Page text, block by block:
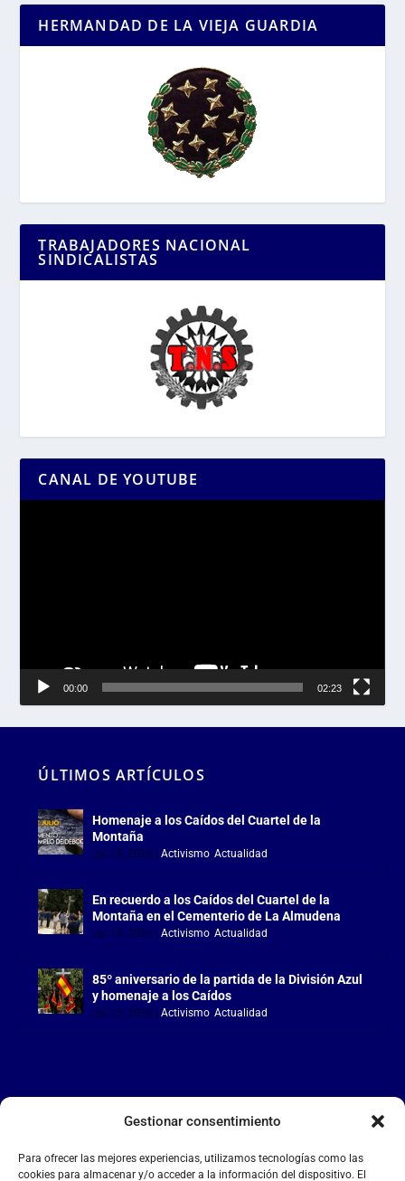
Gestionar consentimiento
Para ofrecer las mejores experiencias, utilizamos tecnologías como las
cookies para almacenar y/o acceder a la información del dispositivo. El
HERMANDAD DE LA VIEJA GUARDIA
TRABAJADORES NACIONAL
SINDICALISTAS
CANAL DE YOUTUBE
00:00 02:23
ÚLTIMOS ARTÍCULOS
Homenaje a los Caídos del Cuartel de la
Montaña
Jul 18, 2026 |Activismo,Actualidad
En recuerdo a los Caídos del Cuartel de la
Montaña en el Cementerio de La Almudena
Jul 18, 2026 |Activismo,Actualidad
85º aniversario de la partida de la División Azul
y homenaje a los Caídos
Jul 15, 2026 |Activismo,Actualidad
LA FALANGE
Reproductor